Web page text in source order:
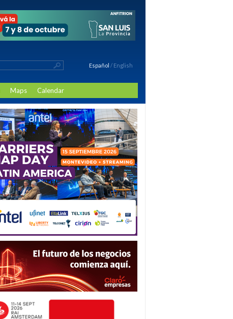
Español / English
Maps Calendar